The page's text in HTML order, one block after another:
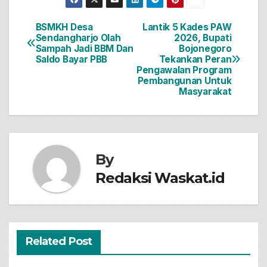
Navigasi
pos
Lantik 5 Kades PAW
2026, Bupati
Bojonegoro
Tekankan Peran
Pengawalan Program
Pembangunan Untuk
Masyarakat
BSMKH Desa
Sendangharjo Olah
Sampah Jadi BBM Dan
Saldo Bayar PBB
By
Redaksi Waskat.id
Related Post